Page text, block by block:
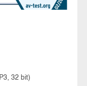
32 bit)